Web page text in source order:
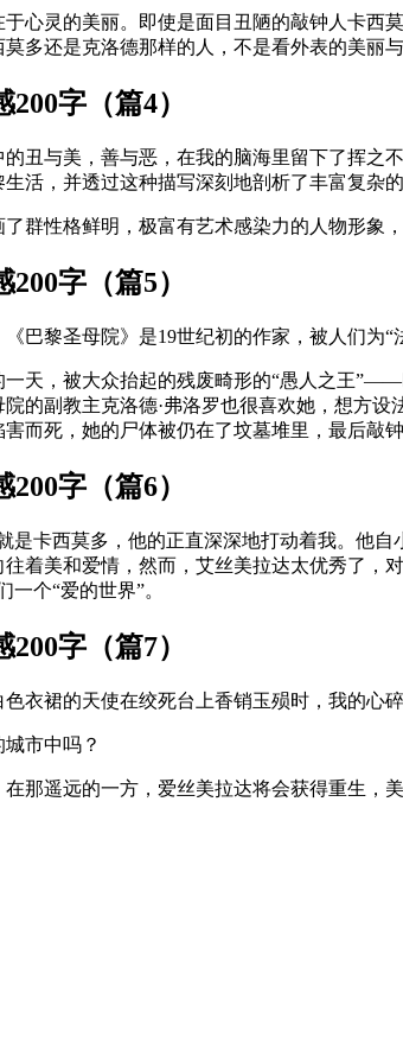
心灵的美丽。即使是面目丑陋的敲钟人卡
多还是克洛德那样的人，不是看外表的美丽
字（篇4）
丑与美，善与恶，在我的脑海里留下了挥
活，并透过这种描写深刻地剖析了丰富复杂
群性格鲜明，极富有艺术感染力的人物形象
字（篇5）
巴黎圣母院》是19世纪初的作家，被人们为“
一天，被大众抬起的残废畸形的“愚人之王
的副教主克洛德·弗洛罗也很喜欢她，想方
而死，她的尸体被仍在了坟墓堆里，最后
字（篇6）
是卡西莫多，他的正直深深地打动着我。他
着美和爱情，然而，艾丝美拉达太优秀了
个“爱的世界”。
字（篇7）
衣裙的天使在绞死台上香销玉殒时，我的心
市中吗？
那遥远的一方，爱丝美拉达将会获得重生，